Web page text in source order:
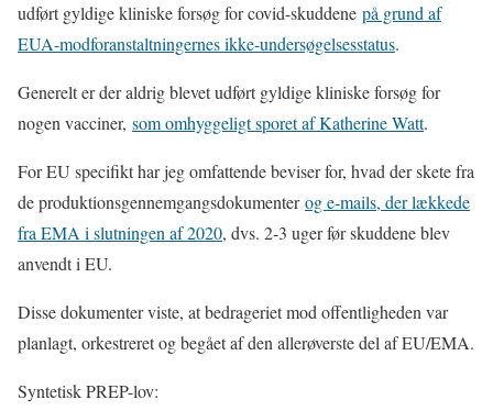
udført gyldige kliniske forsøg for covid-skuddene på grund af
EUA-modforanstaltningernes ikke-undersøgelsesstatus.
Generelt er der aldrig blevet udført gyldige kliniske forsøg for
nogen vacciner, som omhyggeligt sporet af Katherine Watt.
For EU specifikt har jeg omfattende beviser for, hvad der skete fra
de produktionsgennemgangsdokumenterog e-mails, der lækkede
fra EMA i slutningen af 2020, dvs. 2-3 uger før skuddene blev
anvendt i EU.
Disse dokumenter viste, at bedrageriet mod offentligheden var
planlagt, orkestreret og begået af den allerøverste del af EU/EMA.
Syntetisk PREP-lov: